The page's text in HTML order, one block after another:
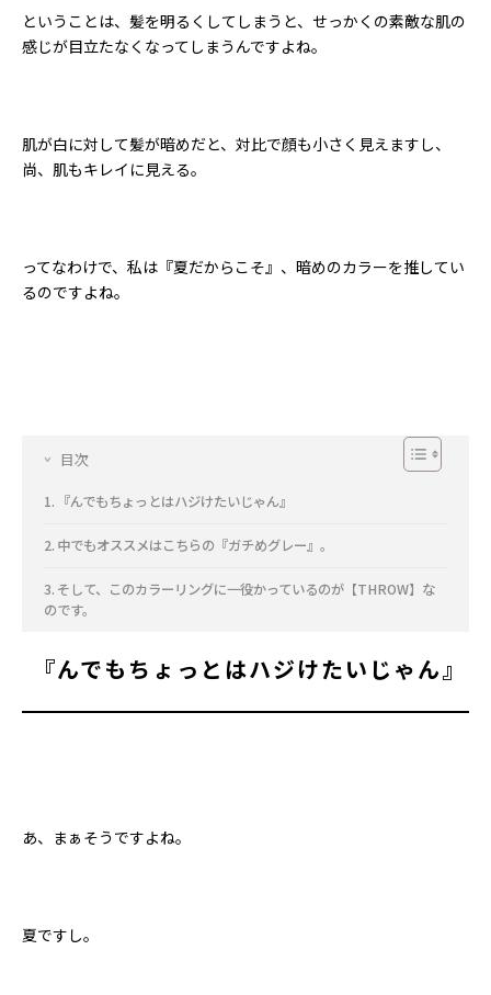
ということは、髪を明るくしてしまうと、せっかくの素敵な肌の
感じが目立たなくなってしまうんですよね。
肌が白に対して髪が暗めだと、対比で顔も小さく見えますし、
尚、肌もキレイに見える。
ってなわけで、私は『夏だからこそ』、暗めのカラーを推してい
るのですよね。
目次
『んでもちょっとはハジけたいじゃん』
中でもオススメはこちらの『ガチめグレー』。
そして、このカラーリングに一役かっているのが【THROW】な
のです。
『んでもちょっとはハジけたいじゃん』
あ、まぁそうですよね。
夏ですし。